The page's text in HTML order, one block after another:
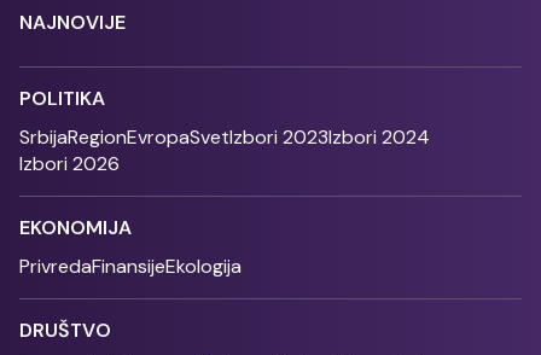
NAJNOVIJE
POLITIKA
SrbijaRegionEvropaSvetIzbori 2023Izbori 2024
Izbori 2026
EKONOMIJA
PrivredaFinansijeEkologija
DRUŠTVO